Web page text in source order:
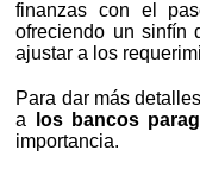
finanzas con el
ofreciendo un sinfín
ajustar a los
Para dar más
a
los bancos
importancia.